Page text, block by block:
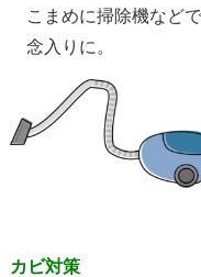
こまめに掃除機など
念入りに。
カビ対策